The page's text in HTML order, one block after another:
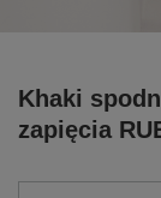
Khaki
zapięcia